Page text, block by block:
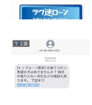
ヤミ金